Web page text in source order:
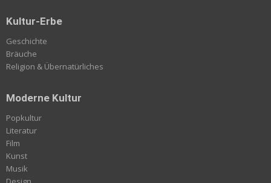
Kultur-Erbe
Geschichte
Bräuche
Religion & Übernatürliches
Moderne Kultur
Popkultur
Literatur
Film
Kunst
Musik